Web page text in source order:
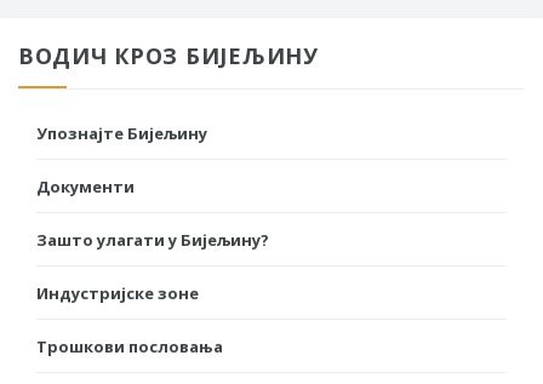
ВОДИЧ КРОЗ БИЈЕЉИНУ
Упознајте Бијељину
Документи
Зашто улагати у Бијељину?
Индустријске зоне
Трошкови пословања